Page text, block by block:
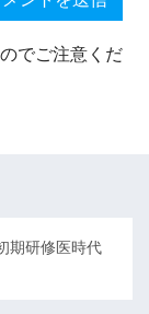
でご注意くだ
期研修医時代